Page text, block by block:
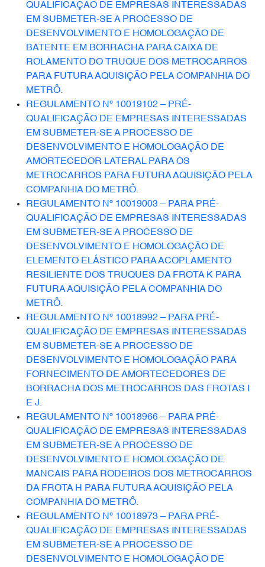
QUALIFICAÇÃO DE EMPRESAS INTERESSADAS
EM SUBMETER-SE A PROCESSO DE
DESENVOLVIMENTO E HOMOLOGAÇÃO DE
BATENTE EM BORRACHA PARA CAIXA DE
ROLAMENTO DO TRUQUE DOS METROCARROS
PARA FUTURA AQUISIÇÃO PELA COMPANHIA DO
METRÔ.
REGULAMENTO Nº 10019102 – PRÉ-
QUALIFICAÇÃO DE EMPRESAS INTERESSADAS
EM SUBMETER-SE A PROCESSO DE
DESENVOLVIMENTO E HOMOLOGAÇÃO DE
AMORTECEDOR LATERAL PARA OS
METROCARROS PARA FUTURA AQUISIÇÃO PELA
COMPANHIA DO METRÔ.
REGULAMENTO Nº 10019003 – PARA PRÉ-
QUALIFICAÇÃO DE EMPRESAS INTERESSADAS
EM SUBMETER-SE A PROCESSO DE
DESENVOLVIMENTO E HOMOLOGAÇÃO DE
ELEMENTO ELÁSTICO PARA ACOPLAMENTO
RESILIENTE DOS TRUQUES DA FROTA K PARA
FUTURA AQUISIÇÃO PELA COMPANHIA DO
METRÔ.
REGULAMENTO Nº 10018992 – PARA PRÉ-
QUALIFICAÇÃO DE EMPRESAS INTERESSADAS
EM SUBMETER-SE A PROCESSO DE
DESENVOLVIMENTO E HOMOLOGAÇÃO PARA
FORNECIMENTO DE AMORTECEDORES DE
BORRACHA DOS METROCARROS DAS FROTAS I
E J.
REGULAMENTO Nº 10018966 – PARA PRÉ-
QUALIFICAÇÃO DE EMPRESAS INTERESSADAS
EM SUBMETER-SE A PROCESSO DE
DESENVOLVIMENTO E HOMOLOGAÇÃO DE
MANCAIS PARA RODEIROS DOS METROCARROS
DA FROTA H PARA FUTURA AQUISIÇÃO PELA
COMPANHIA DO METRÔ.
REGULAMENTO Nº 10018973 – PARA PRÉ-
QUALIFICAÇÃO DE EMPRESAS INTERESSADAS
EM SUBMETER-SE A PROCESSO DE
DESENVOLVIMENTO E HOMOLOGAÇÃO DE